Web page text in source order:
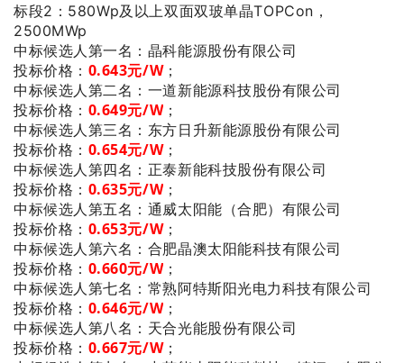
标段2：580Wp及以上双面双玻单晶TOPCon，
2500MWp
中标候选人第一名 ：晶科能源股份有限公司
投标价格： 0.643元/W；
中标候选人第二名 ：一道新能源科技股份有限公司
投标价格： 0.649元/W ；
中标候选人第三名 ：东方日升新能源股份有限公司
投标价格： 0.654元/W；
中标候选人第四名 ：正泰新能科技股份有限公司
投标价格： 0.635元/W ；
中标候选人第五名 ：通威太阳能（合肥）有限公司
投标价格： 0.653元/W；
中标候选人第六名 ：合肥晶澳太阳能科技有限公司
投标价格： 0.660元/W ；
中标候选人第七名 ：常熟阿特斯阳光电力科技有限公司
投标价格： 0.646元/W ；
中标候选人第八名 ：天合光能股份有限公司
投标价格： 0.667元/W；